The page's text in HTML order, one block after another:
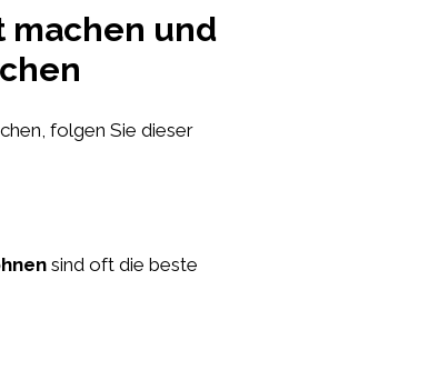
machen und
folgen Sie dieser
sind oft die beste